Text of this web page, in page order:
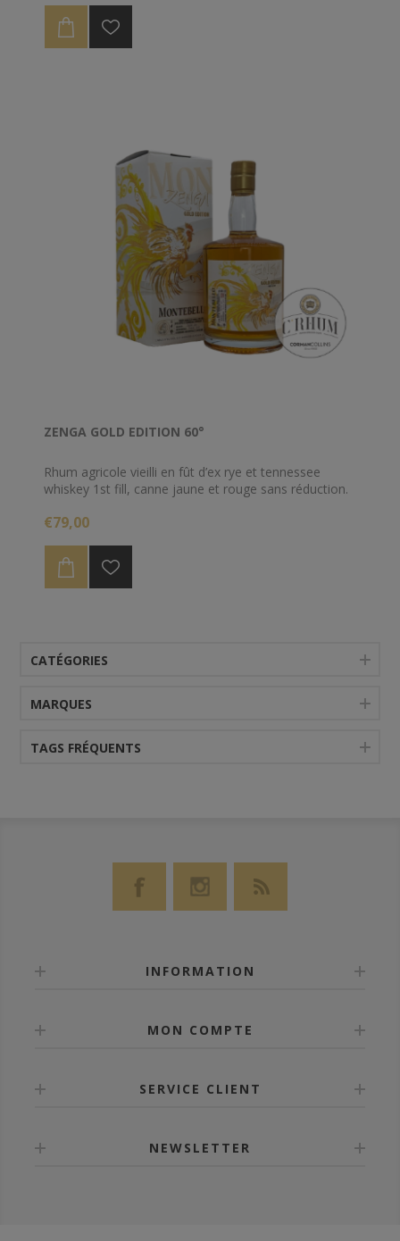
ZENGA GOLD EDITION 60°
Rhum agricole vieilli en fût d’ex rye et tennessee
whiskey 1st fill, canne jaune et rouge sans réduction.
€79,00
CATÉGORIES
MARQUES
TAGS FRÉQUENTS
INFORMATION
MON COMPTE
SERVICE CLIENT
NEWSLETTER